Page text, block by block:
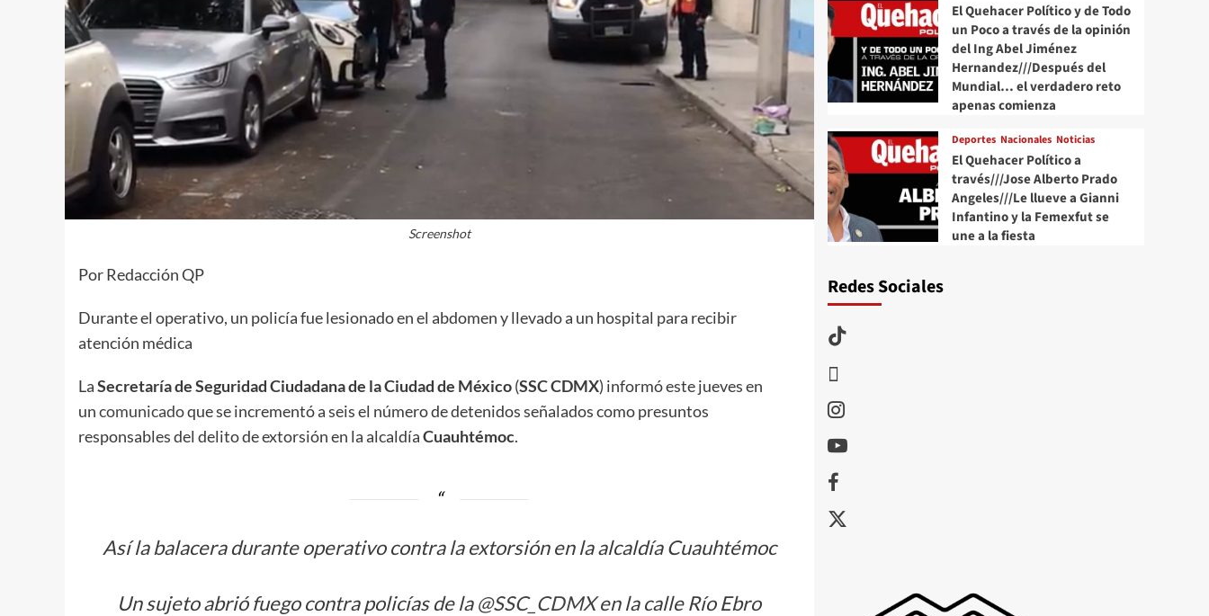
Screenshot
Por Redacción QP
Durante el operativo, un policía fue lesionado en el abdomen y llevado a un hospital para recibir
atención médica
LaSecretaría de Seguridad Ciudadana de la Ciudad de México(SSC CDMX) informó este jueves en
uncomunicadoque se incrementó a seis el número de detenidos señalados como presuntos
responsables del delito de extorsión en la alcaldíaCuauhtémoc.
Así la balacera durante operativo contra la extorsión en la alcaldía Cuauhtémoc
Un sujeto abrió fuego contra policías de la@SSC_CDMXen la calle Río Ebro
El Quehacer Político y de Todo
un Poco a través de la opinión
del Ing Abel Jiménez
Hernandez///Después del
Mundial… el verdadero reto
apenas comienza
Deportes Nacionales Noticias
El Quehacer Político a
través///Jose Alberto Prado
Angeles///Le llueve a Gianni
Infantino y la Femexfut se
une a la fiesta
Redes Sociales
TikTok
Instagram
Youtube
Facebook
X